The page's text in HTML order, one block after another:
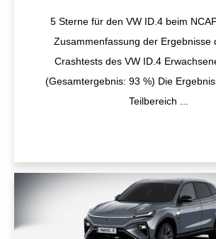
5 Sterne für den VW ID.4 beim
Zusammenfassung der Ergebnisse
Crashtests des VW ID.4
(Gesamtergebnis: 93 %) Die
Teilbereich